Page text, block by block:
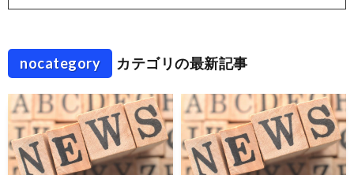
nocategory カテゴリの最新記事